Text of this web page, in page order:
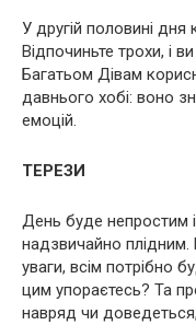
У другій половині
Відпочиньте трохи, і
Багатьом Дівам
давнього хобі: воно
емоцій.
ТЕРЕЗИ
День буде непростим
надзвичайно
уваги, всім потрібно
цим упораєтесь? Та
навряд чи